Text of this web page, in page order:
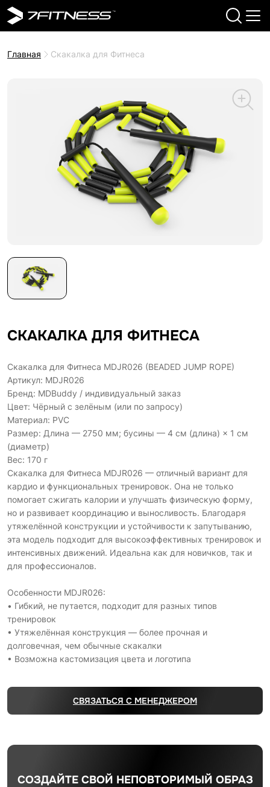
Главная Скакалка для Фитнеса
СКАКАЛКА ДЛЯ ФИТНЕСА
Скакалка для Фитнеса MDJR026 (BEADED JUMP ROPE)
Артикул: MDJR026
Бренд: MDBuddy / индивидуальный заказ
Цвет: Чёрный с зелёным (или по запросу)
Материал: PVC
Размер: Длина — 2750 мм; бусины — 4 см (длина) × 1 см
(диаметр)
Вес: 170 г
Скакалка для Фитнеса MDJR026 — отличный вариант для
кардио и функциональных тренировок. Она не только
помогает сжигать калории и улучшать физическую форму,
но и развивает координацию и выносливость. Благодаря
утяжелённой конструкции и устойчивости к запутыванию,
эта модель подходит для высокоэффективных тренировок и
интенсивных движений. Идеальна как для новичков, так и
для профессионалов.
Особенности MDJR026:
• Гибкий, не путается, подходит для разных типов
тренировок
• Утяжелённая конструкция — более прочная и
долговечная, чем обычные скакалки
• Возможна кастомизация цвета и логотипа
СВЯЗАТЬСЯ С МЕНЕДЖЕРОМ
СОЗДАЙТЕ СВОЙ НЕПОВТОРИМЫЙ ОБРАЗ